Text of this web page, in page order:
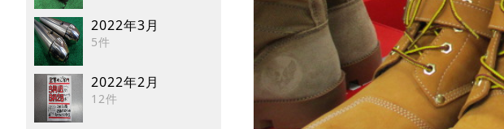
2022年3月
5件
2022年2月
12件